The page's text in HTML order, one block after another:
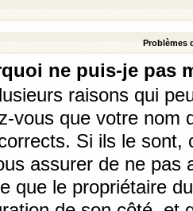
Problèmes
ne puis-je pas
raisons qui
vous que votre nom
Si ils le sont,
assurer de ne pas
que le propriétaire